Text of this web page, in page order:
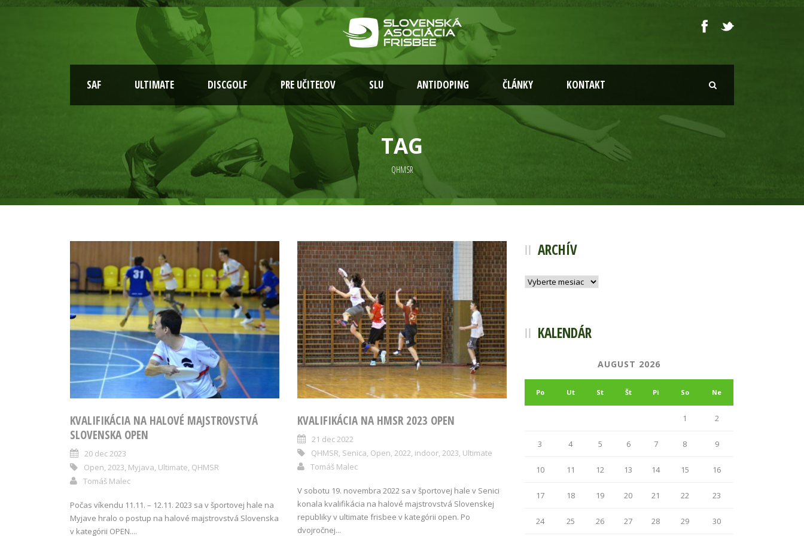
SAF ULTIMATE DISCGOLF PRE UČITEĽOV SLU ANTIDOPING ČLÁNKY KONTAKT
TAG
QHMSR
KVALIFIKÁCIA NA HALOVÉ MAJSTROVSTVÁ
SLOVENSKA OPEN
20 dec 2023
Open 2023 Myjava Ultimate QHMSR
Tomáš Malec
Počas víkendu 11.11. – 12.11. 2023 sa v športovej hale na
Myjave hralo o postup na halové majstrovstvá Slovenska
v kategórii OPEN....
KVALIFIKÁCIA NA HMSR 2023 OPEN
21 dec 2022
QHMSR Senica Open 2022 indoor 2023 Ultimate
Tomáš Malec
V sobotu 19. novembra 2022 sa v športovej hale v Senici
konala kvalifikácia na halové majstrovstvá Slovenskej
republiky v ultimate frisbee v kategórii open. Po
dvojročnej...
ARCHÍV
Archív
KALENDÁR
AUGUST 2026
Po Ut St Št Pi So Ne
1 2
3 4 5 6 7 8 9
10 11 12 13 14 15 16
17 18 19 20 21 22 23
24 25 26 27 28 29 30